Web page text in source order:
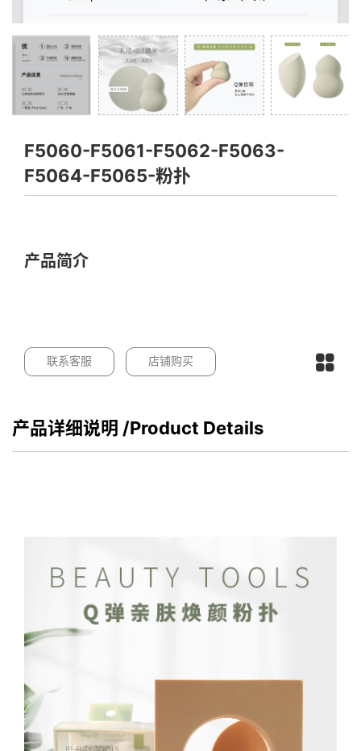
F5060-F5061-F5062-F5063-
F5064-F5065-粉扑
产品简介
联系客服 店铺购买
产品详细说明 /Product Details